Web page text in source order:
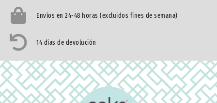
Envíos en 24-48 horas (excluidos fines de semana)
14 días de devolución